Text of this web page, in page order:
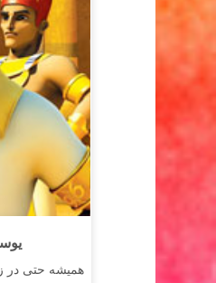
همیشه حتی در